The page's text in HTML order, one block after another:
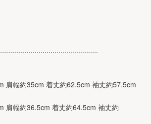
肩幅約35cm 着丈約62.5cm 袖丈約57.5cm
肩幅約36.5cm 着丈約64.5cm 袖丈約